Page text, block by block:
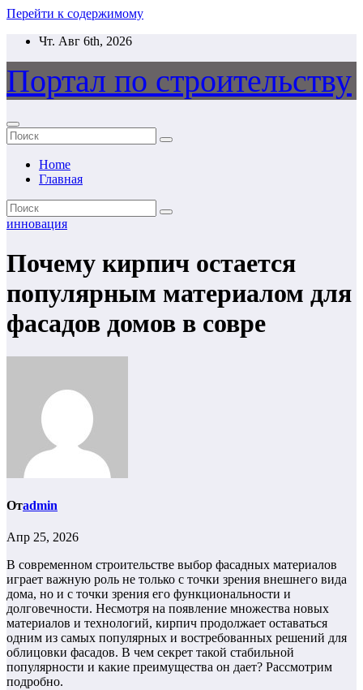
Перейти к содержимому
Чт. Авг 6th, 2026
Портал по строительству
Home
Главная
инновация
Почему кирпич остается
популярным материалом для
фасадов домов в совре
Отadmin
Апр 25, 2026
В современном строительстве выбор фасадных материалов
играет важную роль не только с точки зрения внешнего вида
дома, но и с точки зрения его функциональности и
долговечности. Несмотря на появление множества новых
материалов и технологий, кирпич продолжает оставаться
одним из самых популярных и востребованных решений для
облицовки фасадов. В чем секрет такой стабильной
популярности и какие преимущества он дает? Рассмотрим
подробно.